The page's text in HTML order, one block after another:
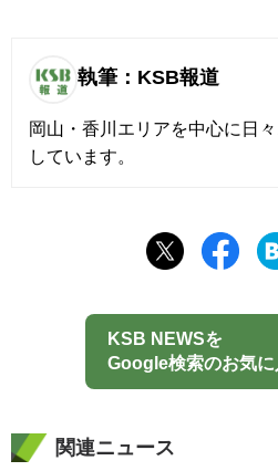
執筆：KSB報道
岡山・香川エリアを中心に日
しています。
KSB NEWSを
Google検索のお気に
関連ニュース